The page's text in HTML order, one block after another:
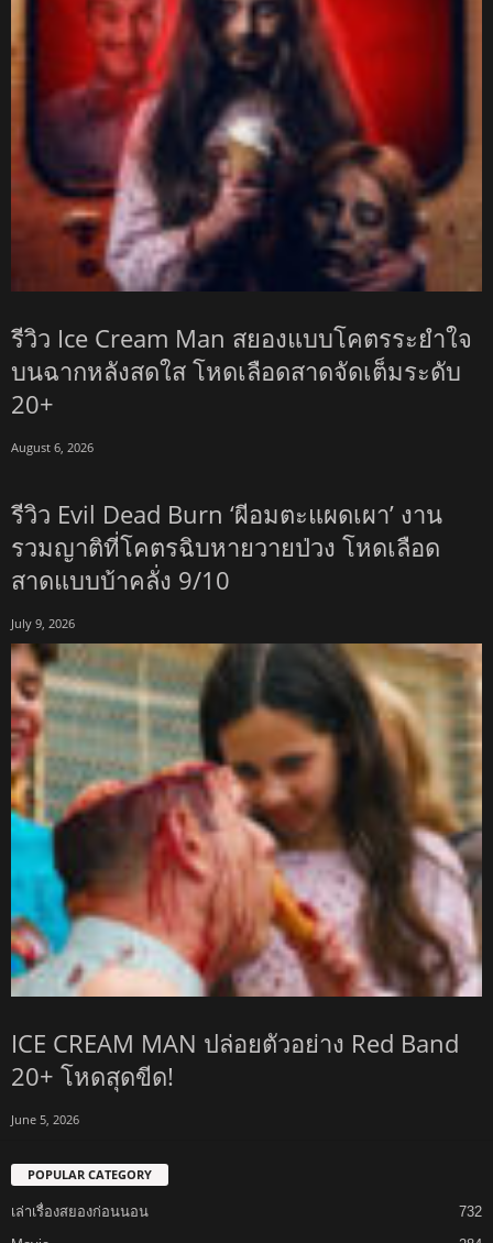
รีวิว Ice Cream Man สยองแบบโคตรระยำใจ
บนฉากหลังสดใส โหดเลือดสาดจัดเต็มระดับ
20+
August 6, 2026
รีวิว Evil Dead Burn ‘ผีอมตะแผดเผา’ งาน
รวมญาติที่โคตรฉิบหายวายป่วง โหดเลือด
สาดแบบบ้าคลั่ง 9/10
July 9, 2026
ICE CREAM MAN ปล่อยตัวอย่าง Red Band
20+ โหดสุดขีด!
June 5, 2026
POPULAR CATEGORY
เล่าเรื่องสยองก่อนนอน
732